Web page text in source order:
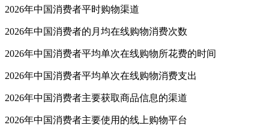
2026年中国消费者平时购物渠道
2026年中国消费者的月均在线购物消费次数
2026年中国消费者平均单次在线购物所花费的时间
2026年中国消费者平均单次在线购物消费支出
2026年中国消费者主要获取商品信息的渠道
2026年中国消费者主要使用的线上购物平台